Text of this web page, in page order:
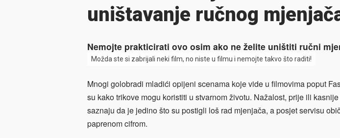
uništavanje ručnog
Nemojte prakticirati ovo osim ako ne želite uništiti ručni
Možda ste si zabrijali neki film, no niste u filmu i nemojte takvo što raditi!
Mnogi golobradi mladići opijeni scenama koje vide u filmovima poput
su kako trikove mogu koristiti u stvarnom životu. Nažalost, prije ili
saznaju da je jedino što su postigli loš rad mjenjača, a posjet servisu
paprenom cifrom.